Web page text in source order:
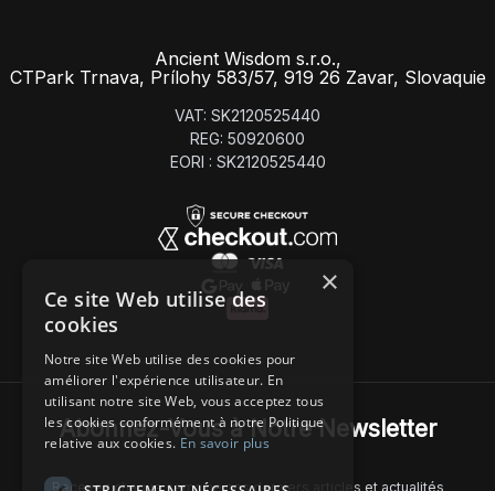
Ancient Wisdom s.r.o.,
CTPark Trnava, Prílohy 583/57, 919 26 Zavar, Slovaquie
VAT: SK2120525440
REG: 50920600
EORI : SK2120525440
Abonnez-Vous à Notre Newsletter
Recevez chaque semaine nos derniers articles et actualités
×
Ce site Web utilise des
cookies
Notre site Web utilise des cookies pour
améliorer l'expérience utilisateur. En
utilisant notre site Web, vous acceptez tous
les cookies conformément à notre Politique
relative aux cookies.En savoir plus